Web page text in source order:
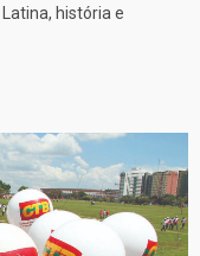
história e